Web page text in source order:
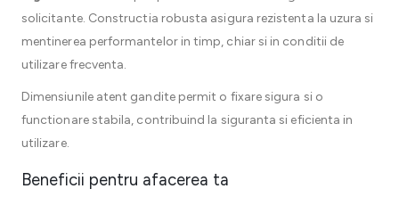
solicitante. Constructia robusta asigura rezistenta la uzura si
mentinerea performantelor in timp, chiar si in conditii de
utilizare frecventa.
Dimensiunile atent gandite permit o fixare sigura si o
functionare stabila, contribuind la siguranta si eficienta in
utilizare.
Beneficii pentru afacerea ta